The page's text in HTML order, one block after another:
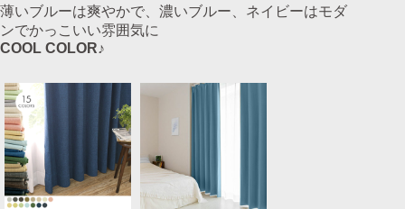
薄いブルーは爽やかで、濃いブルー、ネイビーはモダ
ンでかっこいい雰囲気に
COOL COLOR♪